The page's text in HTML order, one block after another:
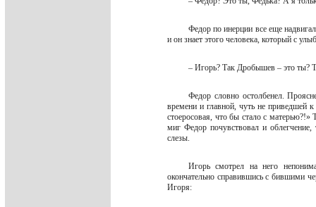
Федор по инерции все еще
и он знает этого человека, который с
– Игорь? Так Дробышев – это ты?
Федор словно остолбенел.
времени и главной, чуть не приведшей
стоеросовая, что бы стало с
миг Федор почувствовал и облегчение,
слезы.
Игорь смотрел на него
окончательно справившись с бившими
Игоря: